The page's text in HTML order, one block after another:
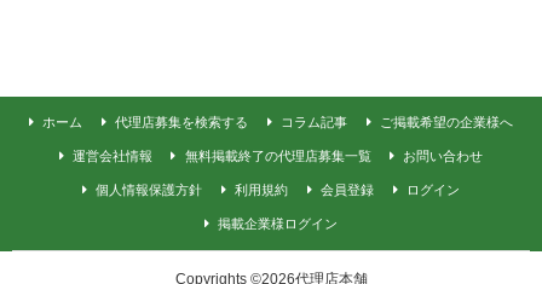
ホーム 代理店募集を検索する コラム記事 ご掲載希望の企業様へ
運営会社情報 無料掲載終了の代理店募集一覧 お問い合わせ
個人情報保護方針 利用規約 会員登録 ログイン
掲載企業様ログイン
Copyrights ©2026代理店本舗